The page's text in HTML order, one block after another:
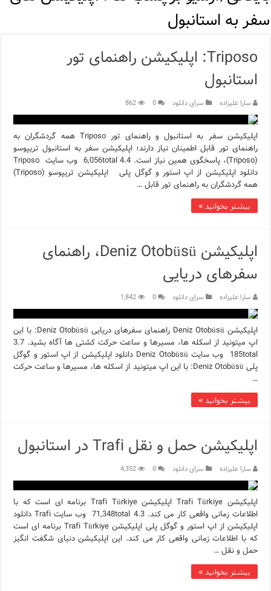
اپلیکیشن KarDes؛ راهنمای رایگان کشف تاریخ و فرهنگ پنهان ترکیه
12 اشتباه رایج در دریافت شهروندی ترکیه از طریق خرید ملک
ویژگی‌های رفتاری و اجتماعی در زبان ترکی استانبولی
ویژگی‌های منفی شخصیت در زبان ترکی استانبولی
ویژگی‌های مثبت شخصیت در زبان ترکی استانبولی
موزه افسانه‌های کارتال استانبول؛ سفری به دنیای قصه‌ها در
موزه ساعت کاخ توپکاپی استانبول
سفر به استانبول
Triposo: اپلیکیشن راهنمای تور
استانبول
سارا علیزاده سرای دانلود 0
862
اپلیکیشن سفر به استانبول و راهنمای تور Triposo همه گردشگران به
راهنمای تور قابل اطمینان نیاز دارند؛ اپلیکیشن سفر به استانبول تریپوسو
(Triposo)، پاسخگوی همین نیاز است. 4.4 6,056total وب سایت Triposo
دانلود اپلیکیشن از اپ استور و گوگل پلی اپلیکیشن تریپوسو (Triposo)
همه گردشگران به راهنمای تور قابل …
بیشتر بخوانید »
اپلیکیشن Deniz Otobüsü، راهنمای
سفرهای دریایی
سارا علیزاده سرای دانلود 0
1,842
اپلیکیشن Deniz Otobüsü راهنمای سفرهای دریایی Deniz Otobüsü: با این
اپ میتونید از اسکله ها، مسیرها و ساعت حرکت کشتی ها آگاه بشید. 3.7
185total وب سایت Deniz Otobüsü دانلود اپلیکیشن از اپ استور و گوگل
پلی Deniz Otobüsü: با این اپ میتونید از اسکله ها، مسیرها و ساعت حرکت
…
بیشتر بخوانید »
اپلیکیشن حمل و نقل Trafi در استانبول
سارا علیزاده سرای دانلود 0
4,352
اپلیکیشن Trafi Türkiye اپلیکیشن Trafi Türkiye برنامه ای است که با
اطلاعات زمانی واقعی کار می کند. 4.3 71,348total وب سایت Trafi دانلود
اپلیکیشن از اپ استور و گوگل پلی اپلیکیشن Trafi Türkiye برنامه ای است
که با اطلاعات زمانی واقعی کار می کند. این اپلیکیشن دنیای شگفت انگیز
حمل و نقل …
بیشتر بخوانید »